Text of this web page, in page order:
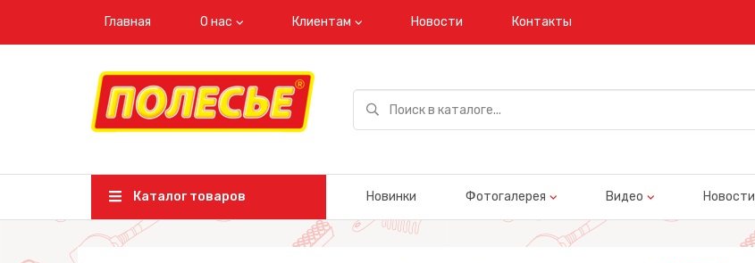
Главная О нас Клиентам Новости Контакты
Каталог товаров Новинки Фотогалерея Видео Новости